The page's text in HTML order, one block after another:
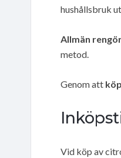
hushållsbruk
Allmän
metod.
Genom att
Vid köp av